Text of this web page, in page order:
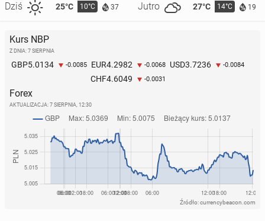
Dziś 25°C 10°C 37 Jutro 27°C 14°C 19
Kurs NBP
Z DNIA: 7 SIERPNIA
GBP5.0134 -0.0085 EUR4.2982 -0.0068 USD3.7236 -0.0084
CHF4.6049 -0.0031
Forex
AKTUALIZACJA: 7 SIERPNIA, 12:30
Źródło: currencybeacon.com